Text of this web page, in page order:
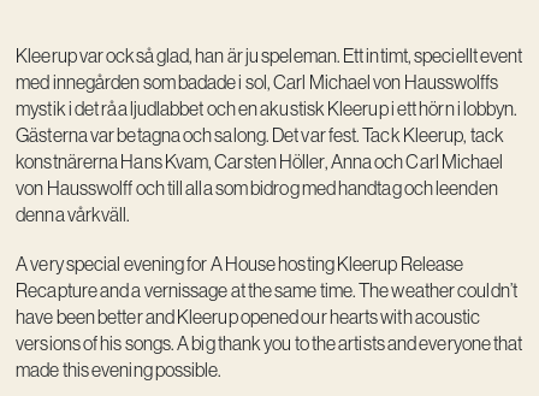
Kleerup var också glad, han är ju speleman. Ett intimt, speciellt event
med innegården som badade i sol, Carl Michael von Hausswolffs
mystik i det råa ljudlabbet och en akustisk Kleerup i ett hörn i lobbyn.
Gästerna var betagna och salong. Det var fest. Tack Kleerup, tack
konstnärerna Hans Kvam, Carsten Höller, Anna och Carl Michael
von Hausswolff och till alla som bidrog med handtag och leenden
denna vårkväll.
A very special evening for A House hosting Kleerup Release
Recapture and a vernissage at the same time. The weather couldn’t
have been better and Kleerup opened our hearts with acoustic
versions of his songs. A big thank you to the artists and everyone that
made this evening possible.